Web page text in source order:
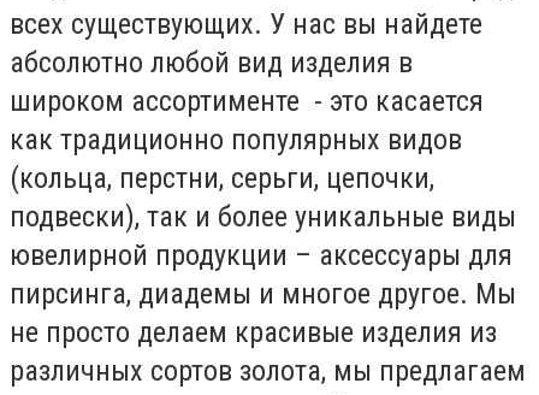
всех существующих. У нас вы найдете
абсолютно любой вид изделия в
широком ассортименте - это касается
как традиционно популярных видов
(кольца, перстни, серьги, цепочки,
подвески), так и более уникальные виды
ювелирной продукции – аксессуары для
пирсинга, диадемы и многое другое. Мы
не просто делаем красивые изделия из
различных сортов золота, мы предлагаем